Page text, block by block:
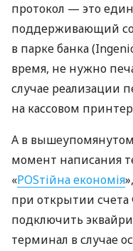
протокол — это
поддерживающий
в парке банка
время, не нужно
случае реализации
на кассовом
А в
момент написания
«POSтійна економія
при открытии
подключить
терминал в случае